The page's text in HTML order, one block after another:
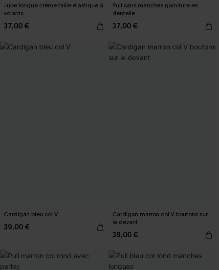
Jupe longue crème taille élastique à
volants
37,00 €
Pull sans manches garniture en
dentelle
37,00 €
Cardigan bleu col V
39,00 €
Cardigan marron col V boutons sur
le devant
39,00 €